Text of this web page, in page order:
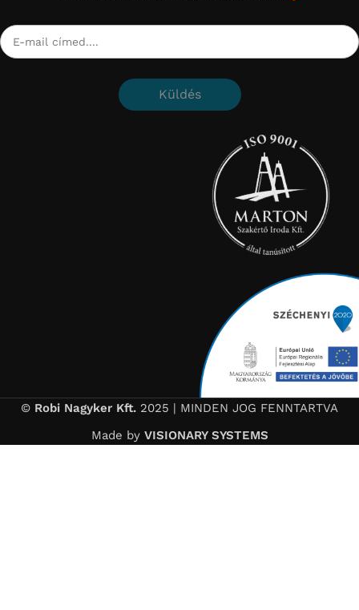
Küldés
© Robi Nagyker Kft. 2025 | MINDEN JOG FENNTARTVA
Made by VISIONARY SYSTEMS